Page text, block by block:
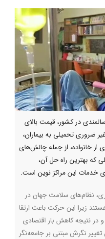
در کشور، قیمت بالای
ضروری تحمیلی به بیماران،
خانواده، از جمله چالش‌های
که بهترین راه حل آن،
خدمات این مراکز نوین است.
نظام‌های سلامت جهان در
زیرا این حرکت باعث ارتقا
در نتیجه کاهش بار اقتصادی
نگرش مبتنی بر جامعه‌نگر